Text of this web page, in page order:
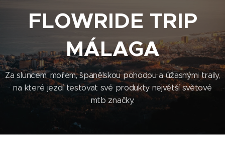
FLOWRIDE TRIP
MÁLAGA
Za sluncem, mořem, španělskou pohodou a úžasnými traily,
na které jezdí testovat své produkty největší světové
mtb značky.